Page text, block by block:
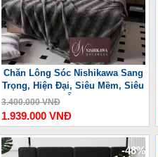
Chăn Lông Sóc Nishikawa Sang
Trọng, Hiện Đại, Siêu Mềm, Siêu
Ấm
3.400.000 VNĐ
1.939.000 VNĐ
-48%